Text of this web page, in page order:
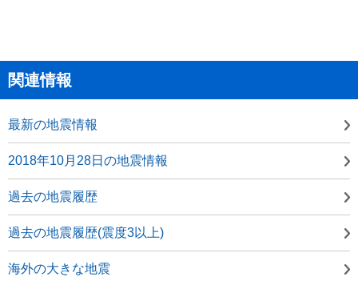
関連情報
最新の地震情報
2018年10月28日の地震情報
過去の地震履歴
過去の地震履歴(震度3以上)
海外の大きな地震